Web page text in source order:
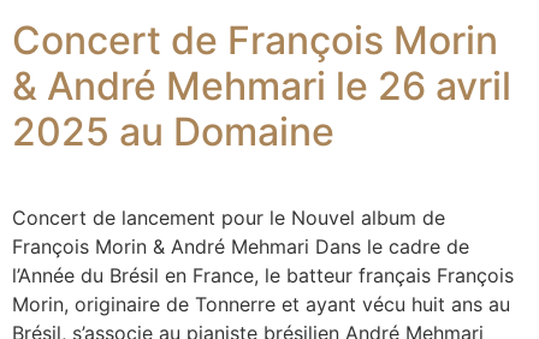
Concert de François Morin
& André Mehmari le 26 avril
2025 au Domaine
Concert de lancement pour le Nouvel album de
François Morin & André Mehmari Dans le cadre de
l’Année du Brésil en France, le batteur français François
Morin, originaire de Tonnerre et ayant vécu huit ans au
Brésil, s’associe au pianiste brésilien André Mehmari